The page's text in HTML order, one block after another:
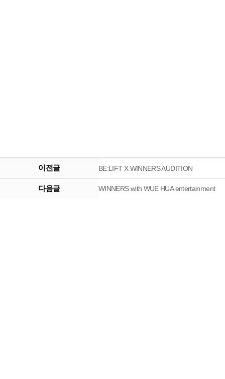
이전글 BE:LIFT X WINNERS AUDITION
다음글 WINNERS with WUE HUA entertainment